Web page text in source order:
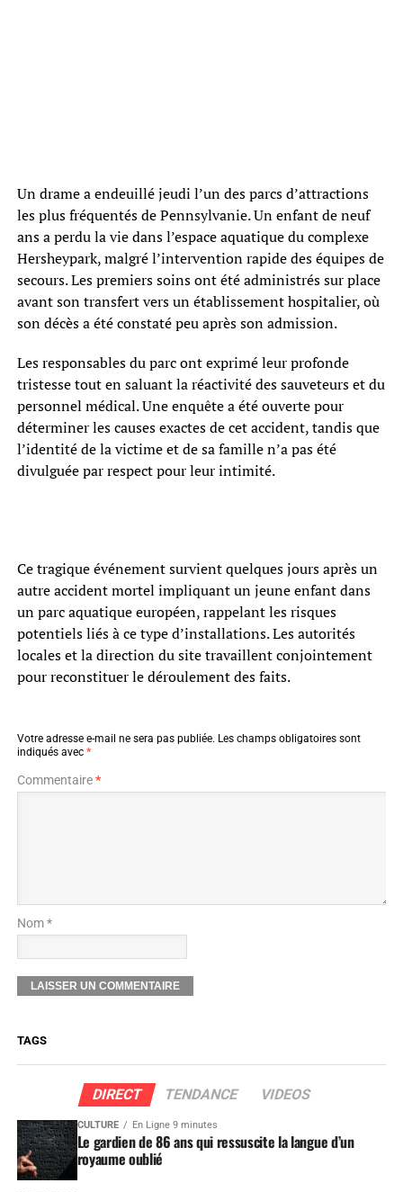
Un drame a endeuillé jeudi l’un des parcs d’attractions
les plus fréquentés de Pennsylvanie. Un enfant de neuf
ans a perdu la vie dans l’espace aquatique du complexe
Hersheypark, malgré l’intervention rapide des équipes de
secours. Les premiers soins ont été administrés sur place
avant son transfert vers un établissement hospitalier, où
son décès a été constaté peu après son admission.
Les responsables du parc ont exprimé leur profonde
tristesse tout en saluant la réactivité des sauveteurs et du
personnel médical. Une enquête a été ouverte pour
déterminer les causes exactes de cet accident, tandis que
l’identité de la victime et de sa famille n’a pas été
divulguée par respect pour leur intimité.
Ce tragique événement survient quelques jours après un
autre accident mortel impliquant un jeune enfant dans
un parc aquatique européen, rappelant les risques
potentiels liés à ce type d’installations. Les autorités
locales et la direction du site travaillent conjointement
pour reconstituer le déroulement des faits.
Votre adresse e-mail ne sera pas publiée. Les champs obligatoires sont
indiqués avec *
Commentaire*
Nom *
TAGS
DIRECT TENDANCE VIDEOS
CULTURE En Ligne 9 minutes
Le gardien de 86 ans qui ressuscite la langue d’un
royaume oublié